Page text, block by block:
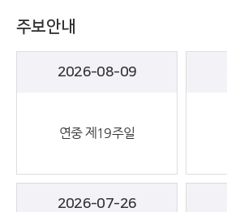
주보안내
2026-08-09
연중 제19주일
2026-07-26